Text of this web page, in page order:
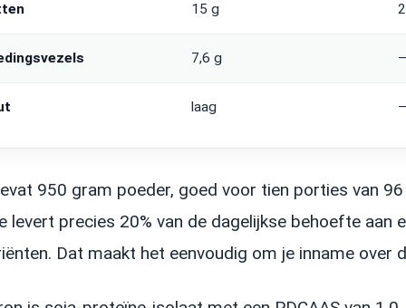
15 g
7,6 g
laag
950 gram poeder, goed voor tien porties van
levert precies 20% van de dagelijkse behoefte aan
Dat maakt het eenvoudig om je inname over